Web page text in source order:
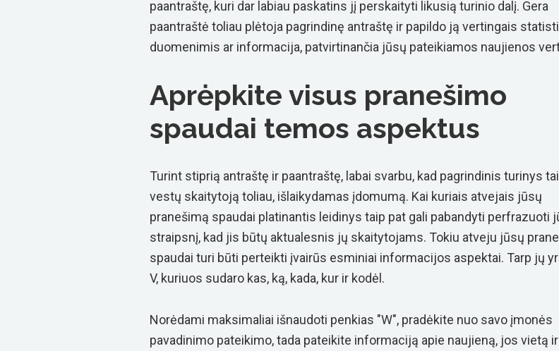
paantraštę, kuri dar labiau paskatins jį perskaityti likusią turinio dalį. Gera
paantraštė toliau plėtoja pagrindinę antraštę ir papildo ją vertingais
duomenimis ar informacija, patvirtinančia jūsų pateikiamos naujienos
Aprėpkite visus pranešimo
spaudai temos aspektus
Turint stiprią antraštę ir paantraštę, labai svarbu, kad pagrindinis turinys
vestų skaitytoją toliau, išlaikydamas įdomumą. Kai kuriais atvejais jūsų
pranešimą spaudai platinantis leidinys taip pat gali pabandyti perfrazuoti
straipsnį, kad jis būtų aktualesnis jų skaitytojams. Tokiu atveju jūsų
spaudai turi būti perteikti įvairūs esminiai informacijos aspektai. Tarp jų
V, kuriuos sudaro kas, ką, kada, kur ir kodėl.
Norėdami maksimaliai išnaudoti penkias "W", pradėkite nuo savo įmonės
pavadinimo pateikimo, tada pateikite informaciją apie naujieną, jos vietą ir